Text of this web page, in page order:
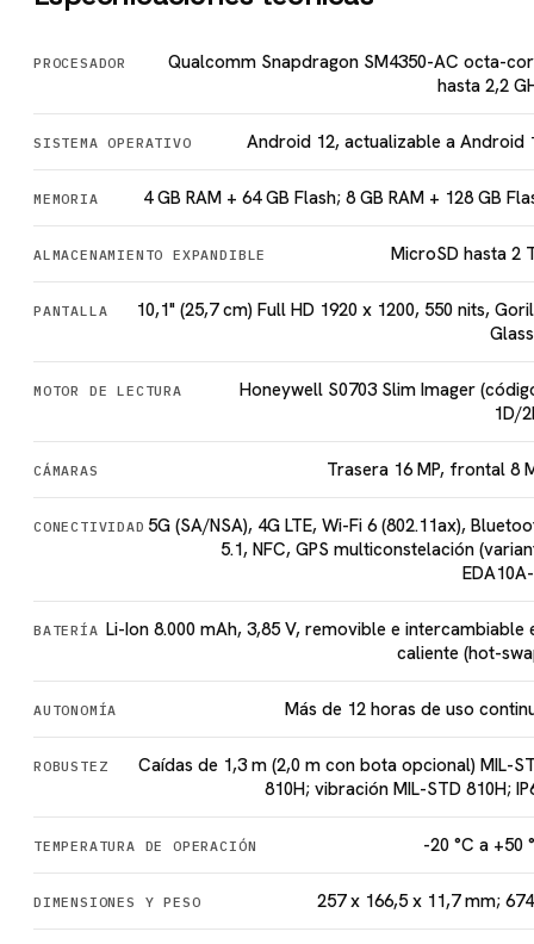
PROCESADOR
Qualcomm Snapdragon SM4350-AC octa-
hasta 2,2
SISTEMA OPERATIVO Android 12, actualizable a Android
MEMORIA 4 GB RAM + 64 GB Flash; 8 GB RAM + 128 GB
ALMACENAMIENTO EXPANDIBLE MicroSD hasta 2
PANTALLA
10,1" (25,7 cm) Full HD 1920 x 1200, 550 nits,
MOTOR DE LECTURA
Honeywell S0703 Slim Imager
1D/
CÁMARAS Trasera 16 MP, frontal 8
CONECTIVIDAD 5G (SA/NSA), 4G LTE, Wi-Fi 6 (802.11ax),
5.1, NFC, GPS multiconstelación
BATERÍA Li-Ion 8.000 mAh, 3,85 V, removible e intercambiable
caliente (hot-
AUTONOMÍA Más de 12 horas de uso
ROBUSTEZ
Caídas de 1,3 m (2,0 m con bota opcional) MIL-
810H; vibración MIL-STD 810H;
TEMPERATURA DE OPERACIÓN -20 °C a +50
DIMENSIONES Y PESO 257 x 166,5 x 11,7 mm;